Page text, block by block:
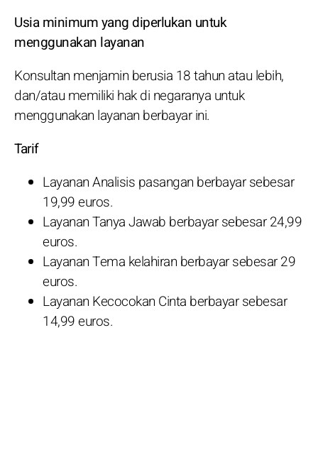
Usia minimum yang diperlukan untuk
menggunakan layanan
Konsultan menjamin berusia 18 tahun atau lebih,
dan/atau memiliki hak di negaranya untuk
menggunakan layanan berbayar ini.
Tarif
Layanan Analisis pasangan berbayar sebesar
19,99 euros.
Layanan Tanya Jawab berbayar sebesar 24,99
euros.
Layanan Tema kelahiran berbayar sebesar 29
euros.
Layanan Kecocokan Cinta berbayar sebesar
14,99 euros.